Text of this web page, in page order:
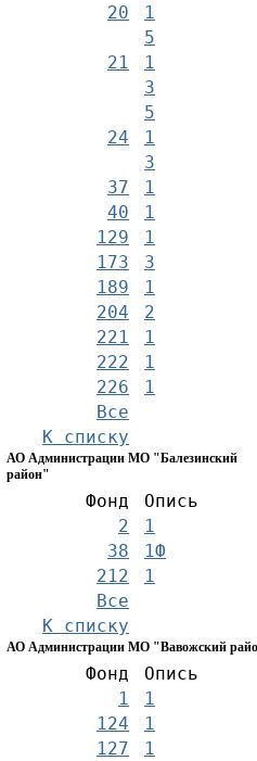
20
1
5
21
1
3
5
24
1
3
37
1
40
129
1
173
1
189
3
204
1
2
221
1
222
1
226
1
Все
К списку
АО Администрации МО "Балезинский
район"
Фонд
Опись
2
1
38
1Ф
212
1
Все
К списку
АО Администрации МО "Вавожский
Фонд
Опись
1
1
124
1
127
1